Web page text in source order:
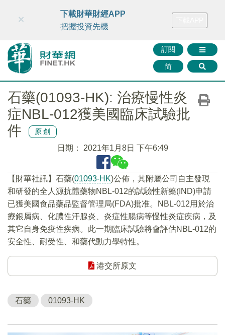
財華智庫網 FINTV FINMETA 財華證券 媒體矩陣
訂閱
简
×
下載財華財經APP
把握投資先機
石藥(01093-HK): 治療慢性炎
症NBL-012獲美國臨床試驗批
件
原創
日期： 2021年1月8日 下午6:49
【財華社訊】石藥(01093-HK)公佈，其附屬公司自主發現
和研發的全人源抗體藥物NBL-012的試驗性新藥(IND)申請
已獲美國食品藥品監督管理局(FDA)批准。NBL-012用於治
療銀屑病、化膿性汗腺炎、炎症性腸病等慢性炎症疾病，及
其它自身免疫性疾病。此一期臨床試驗將會評估NBL-012的
安全性、耐受性、和藥代動力學特性。
港交所原文
石藥 01093-HK